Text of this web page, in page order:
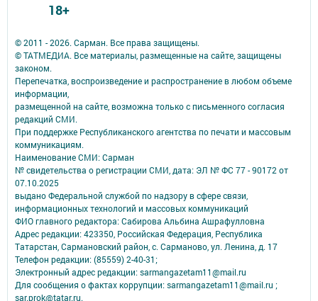
© 2011 - 2026. Сарман. Все права защищены.
© ТАТМЕДИА. Все материалы, размещенные на сайте, защищены
законом.
Перепечатка, воспроизведение и распространение в любом объеме
информации,
размещенной на сайте, возможна только с письменного согласия
редакций СМИ.
При поддержке Республиканского агентства по печати и массовым
коммуникациям.
Наименование СМИ: Сарман
№ свидетельства о регистрации СМИ, дата: ЭЛ № ФС 77 - 90172 от
07.10.2025
выдано Федеральной службой по надзору в сфере связи,
информационных технологий и массовых коммуникаций
ФИО главного редактора: Сабирова Альбина Ашрафулловна
Адрес редакции: 423350, Российская Федерация, Республика
Татарстан, Сармановский район, с. Сарманово, ул. Ленина, д. 17
Телефон редакции: (85559) 2-40-31;
Электронный адрес редакции: sarmangazetam11@mail.ru
Для сообщения о фактах коррупции: sarmangazetam11@mail.ru ;
sar.prok@tatar.ru.
18+